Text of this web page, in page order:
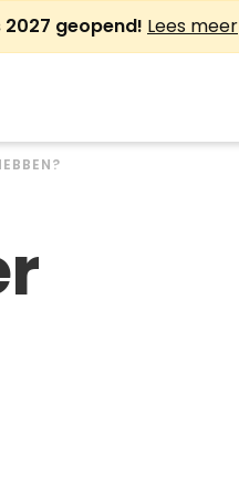
geopend! Lees meer